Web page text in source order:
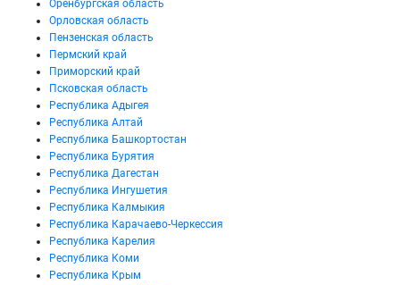
Оренбургская область
Орловская область
Пензенская область
Пермский край
Приморский край
Псковская область
Республика Адыгея
Республика Алтай
Республика Башкортостан
Республика Бурятия
Республика Дагестан
Республика Ингушетия
Республика Калмыкия
Республика Карачаево-Черкессия
Республика Карелия
Республика Коми
Республика Крым